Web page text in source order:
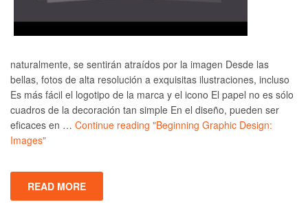
naturalmente, se sentirán atraídos por la imagen Desde las
bellas, fotos de alta resolución a exquisitas ilustraciones, incluso
Es más fácil el logotipo de la marca y el icono El papel no es sólo
cuadros de la decoración tan simple En el diseño, pueden ser
eficaces en … Continue reading "Beginning Graphic Design:
Images"
READ MORE